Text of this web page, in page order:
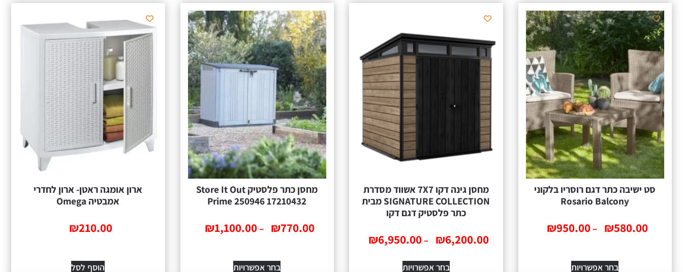
סט ישיבה כתר דגם רוסריו בלקוני
Rosario Balcony
₪580.00
–
₪950.00
בחר אפשרויות
מחסן גינה דקו 7X7 אשווד מסדרת
SIGNATURE COLLECTION מבית
כתר פלסטיק דגם דקו
₪6,200.00
–
₪6,950.00
בחר אפשרויות
‏מחסן ‏כתר פלסטיק Store It Out
Prime 250946 17210432
₪770.00
–
₪1,100.00
בחר אפשרויות
ארון אומגה ראטן- ארון לחדרי
אמבטיה Omega
₪210.00
הוסף לסל